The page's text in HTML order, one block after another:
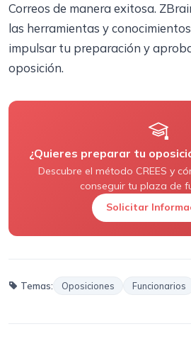
Correos de manera exitosa.
las herramientas y
impulsar tu preparación y
oposición.
¿Quieres preparar tu
Descubre el método CREES y
conseguir tu plaza de
Solicitar
Temas: Oposiciones Funcionarios